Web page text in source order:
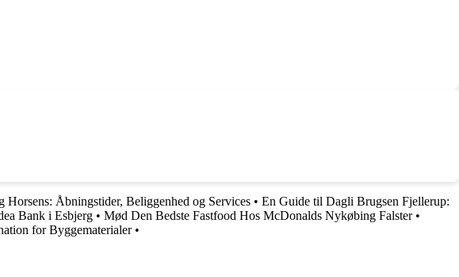
Horsens: Åbningstider, Beliggenhed og Services • En Guide til Dagli Brugsen Fjellerup:
Bank i Esbjerg • Mød Den Bedste Fastfood Hos McDonalds Nykøbing Falster•
for Byggematerialer•